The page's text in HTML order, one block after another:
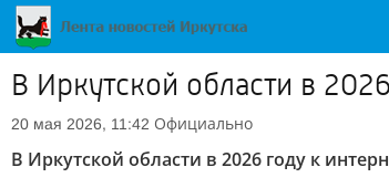
В Иркутской области в
20 мая 2026, 11:42 Официально
В Иркутской области в 2026 году к